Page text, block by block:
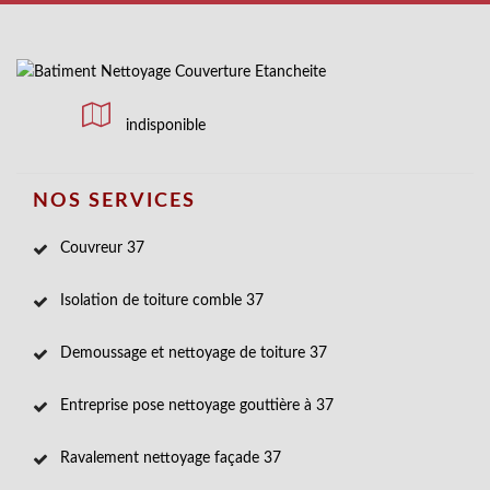
indisponible
NOS SERVICES
Couvreur 37
Isolation de toiture comble 37
Demoussage et nettoyage de toiture 37
Entreprise pose nettoyage gouttière à 37
Ravalement nettoyage façade 37